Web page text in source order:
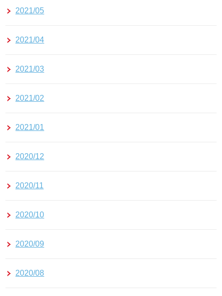
2021/05
2021/04
2021/03
2021/02
2021/01
2020/12
2020/11
2020/10
2020/09
2020/08